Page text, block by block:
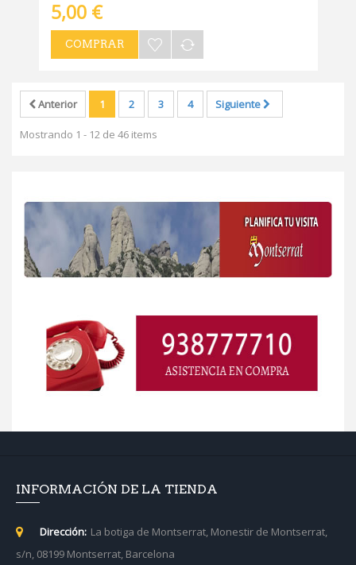
5,00 €
COMPRAR
Anterior 1 2 3 4 Siguiente
Mostrando 1 - 12 de 46 items
INFORMACIÓN DE LA TIENDA
Dirección: La botiga de Montserrat, Monestir de Montserrat,
s/n, 08199 Montserrat, Barcelona